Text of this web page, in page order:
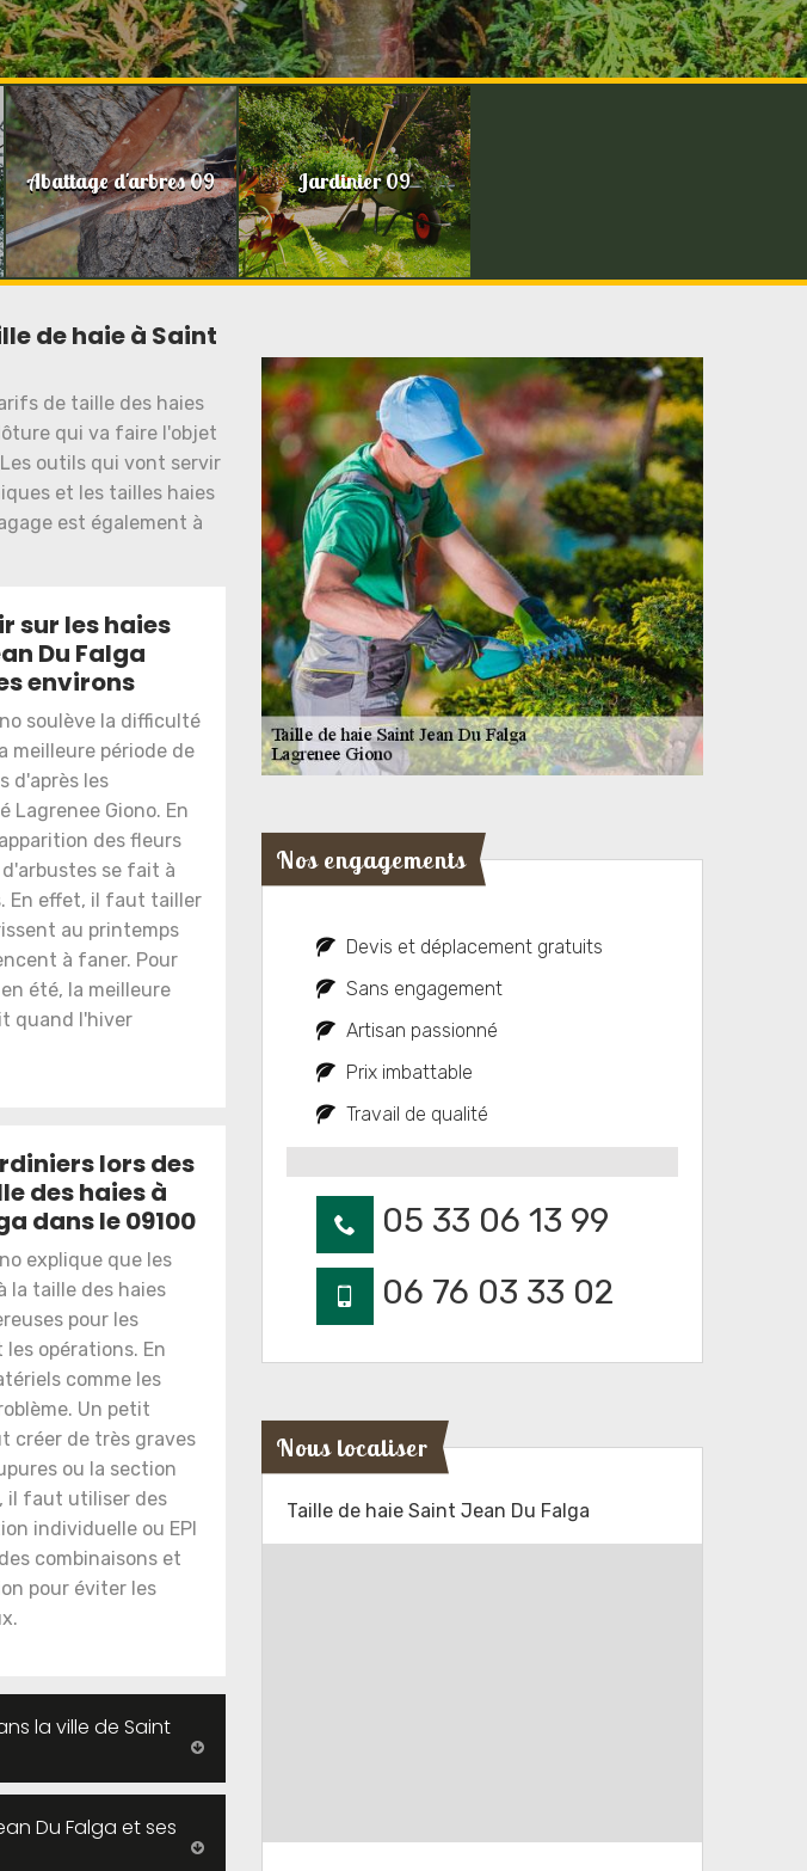
Abattage d'arbres 09 Jardinier 09
de haie à Saint
de taille des haies
qui va faire l'objet
outils qui vont servir
et les tailles haies
est également à
sur les haies
Du Falga
environs
soulève la difficulté
meilleure période de
d'après les
Lagrenee Giono. En
des fleurs
se fait à
En effet, il faut tailler
au printemps
à faner. Pour
été, la meilleure
quand l'hiver
lors des
des haies à
dans le 09100
explique que les
la taille des haies
pour les
opérations. En
comme les
Un petit
créer de très graves
ou la section
il faut utiliser des
individuelle ou EPI
combinaisons et
pour éviter les
la ville de Saint
Du Falga et ses
Nos engagements
Devis et déplacement gratuits
Sans engagement
Artisan passionné
Prix imbattable
Travail de qualité
05 33 06 13 99
06 76 03 33 02
Nous localiser
Taille de haie Saint Jean Du Falga